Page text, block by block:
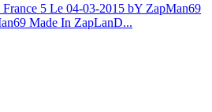
5 Le 04-03-2015 bY ZapMan69
Made In ZapLanD...